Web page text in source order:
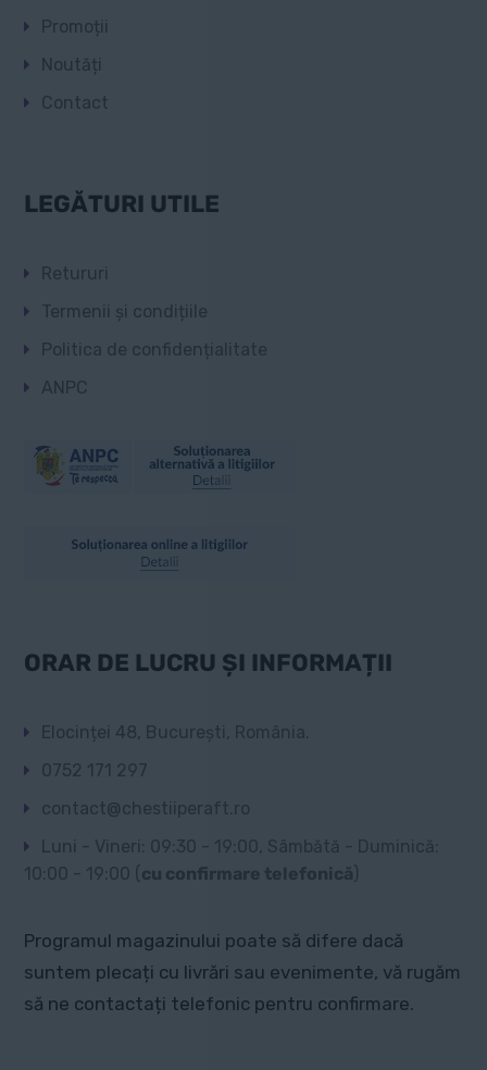
Promoții
Noutăți
Contact
LEGĂTURI UTILE
Retururi
Termenii și condițiile
Politica de confidențialitate
ANPC
ORAR DE LUCRU ȘI INFORMAȚII
Elocinței 48, București, România.
0752 171 297
contact@chestiiperaft.ro
Luni - Vineri: 09:30 - 19:00, Sâmbătă - Duminică:
10:00 - 19:00 ( cu confirmare telefonică)
Programul magazinului poate să difere dacă
suntem plecați cu livrări sau evenimente, vă rugăm
să ne contactați telefonic pentru confirmare.